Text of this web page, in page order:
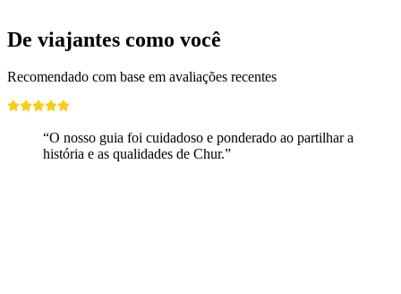
De viajantes como você
Recomendado com base em avaliações recentes
“O nosso guia foi cuidadoso e ponderado ao partilhar a
história e as qualidades de Chur.”